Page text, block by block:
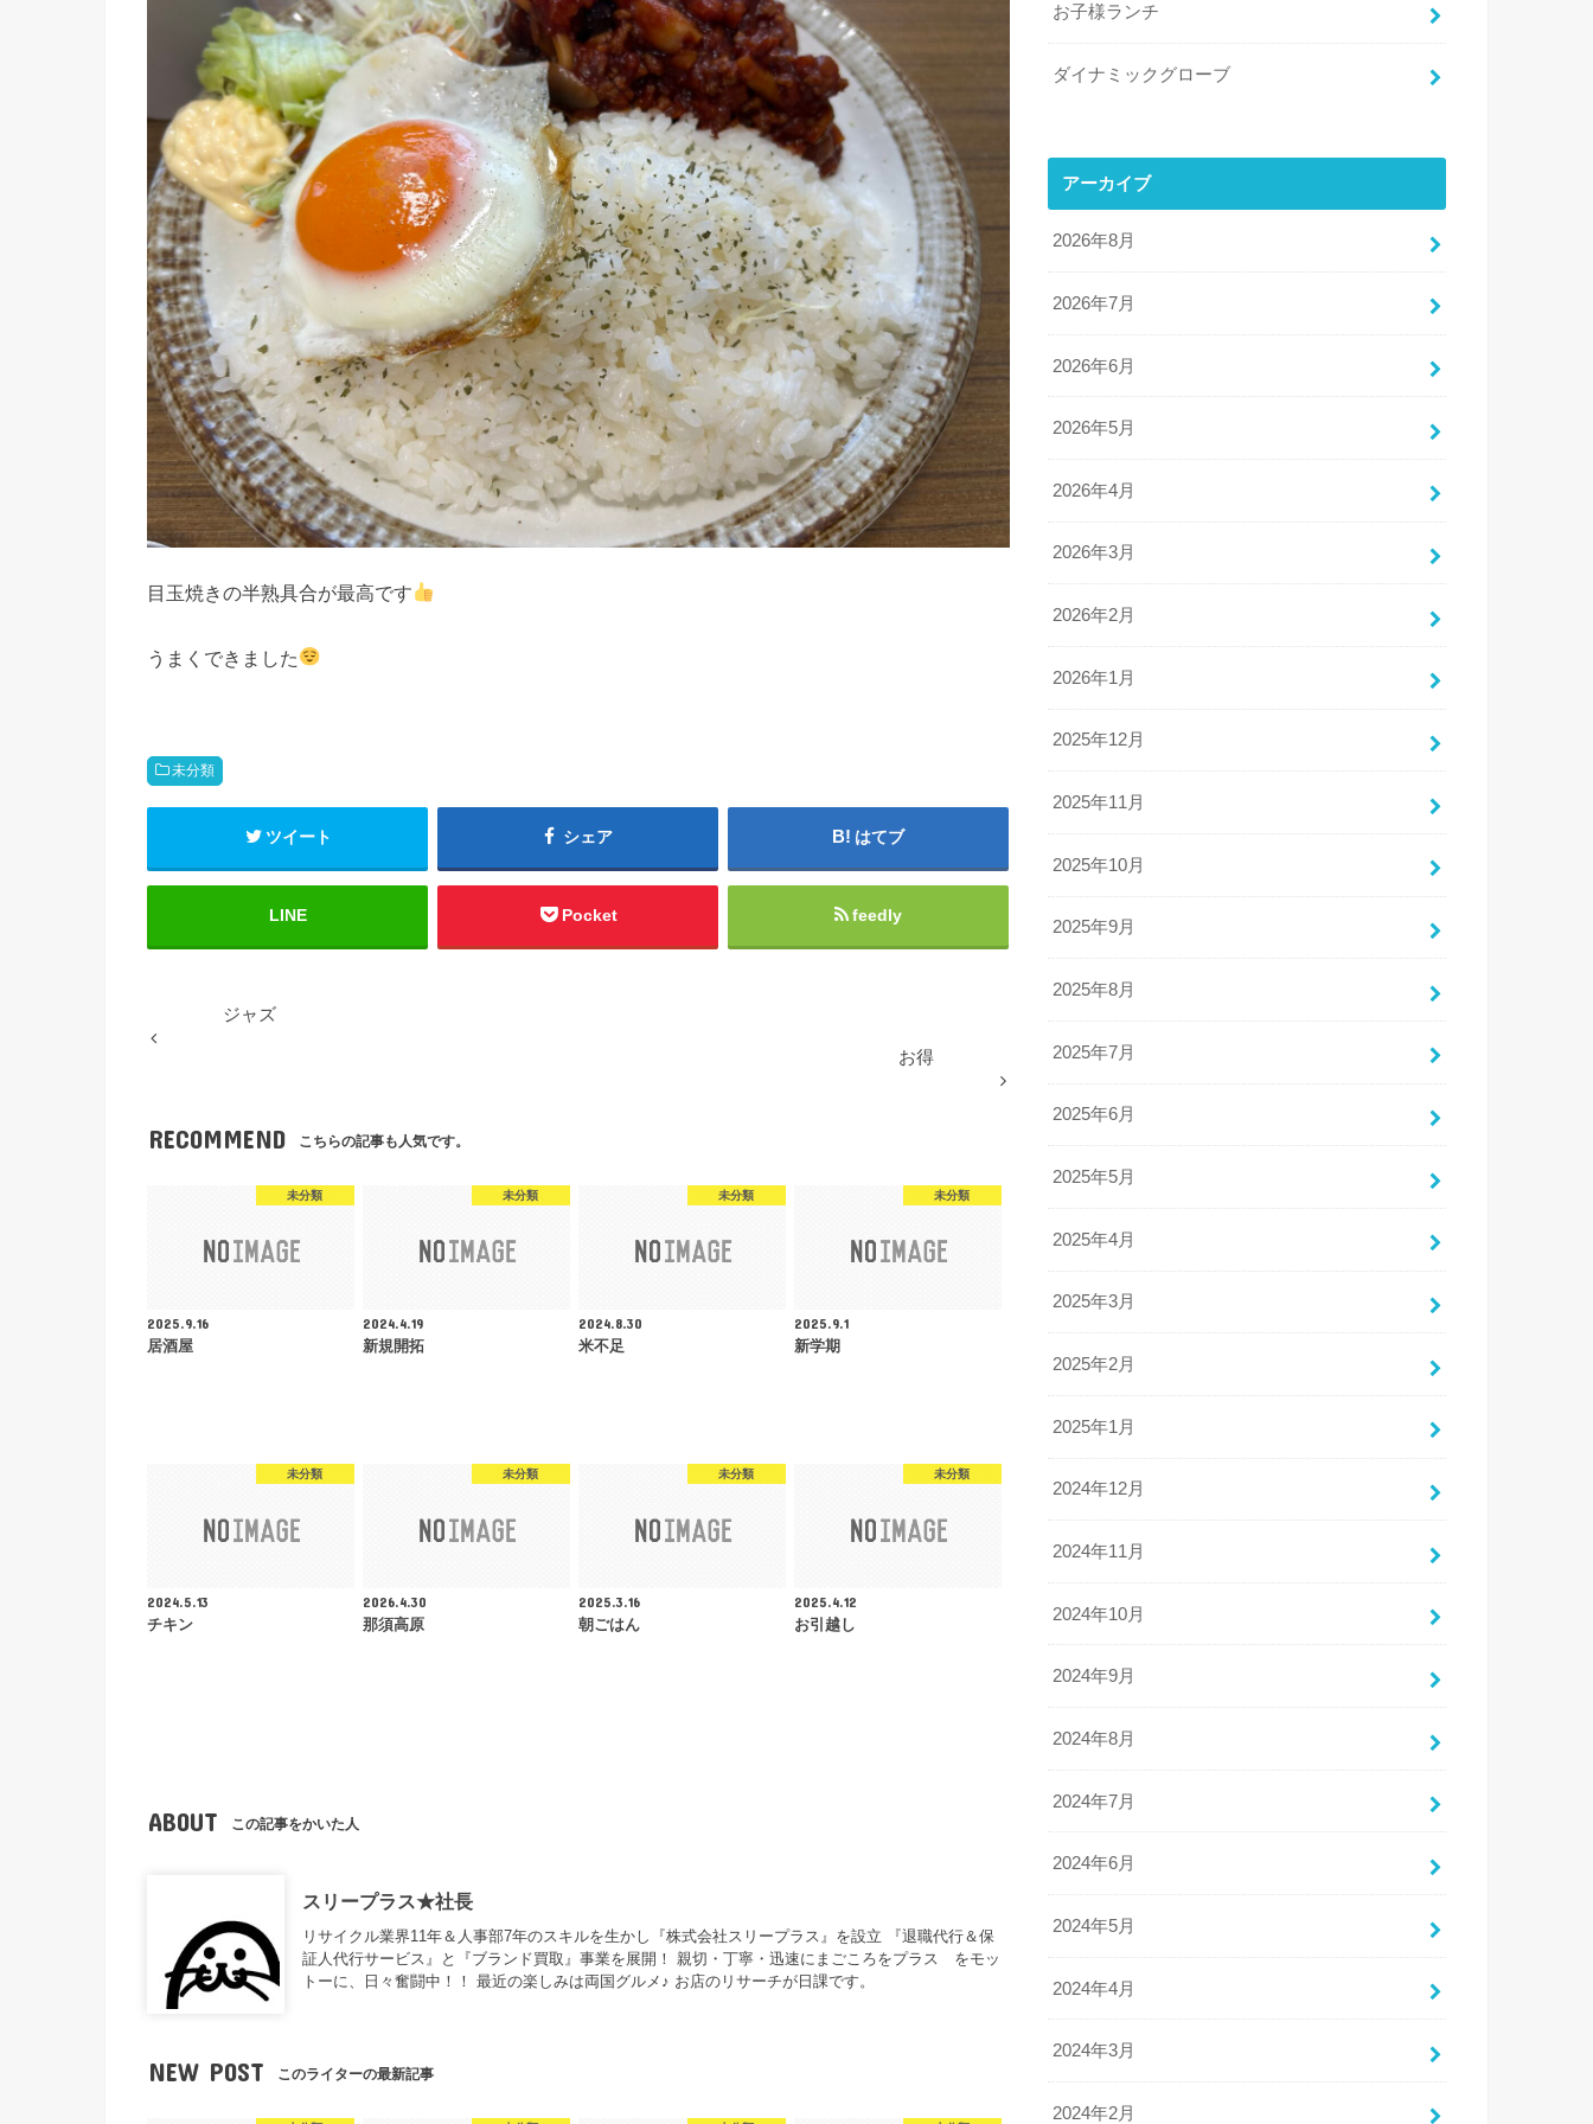
目玉焼きの半熟具合が最高です
うまくできました
未分類
ツイート シェア はてブ
LINE Pocket feedly
ジャズ
お得
RECOMMEND こちらの記事も人気です。
未分類
2025.9.16
居酒屋
未分類
2024.4.19
新規開拓
未分類
2024.8.30
米不足
未分類
2025.9.1
新学期
未分類
2024.5.13
チキン
未分類
2026.4.30
那須高原
未分類
2025.3.16
朝ごはん
未分類
2025.4.12
お引越し
ABOUT この記事をかいた人
スリープラス★社長
リサイクル業界11年＆人事部7年のスキルを生かし『株式会社スリープラス』を設立 『退職代行＆保
証人代行サービス』と『ブランド買取』事業を展開！ 親切・丁寧・迅速にまごころをプラス をモッ
トーに、日々奮闘中！！ 最近の楽しみは両国グルメ♪ お店のリサーチが日課です。
NEW POST このライターの最新記事
お子様ランチ
ダイナミックグローブ
アーカイブ
2026年8月
2026年7月
2026年6月
2026年5月
2026年4月
2026年3月
2026年2月
2026年1月
2025年12月
2025年11月
2025年10月
2025年9月
2025年8月
2025年7月
2025年6月
2025年5月
2025年4月
2025年3月
2025年2月
2025年1月
2024年12月
2024年11月
2024年10月
2024年9月
2024年8月
2024年7月
2024年6月
2024年5月
2024年4月
2024年3月
2024年2月